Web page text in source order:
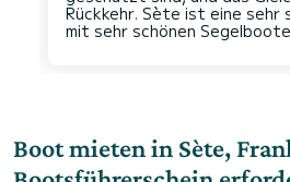
Rückkehr. Sète ist eine sehr
Boot mieten in Sète,